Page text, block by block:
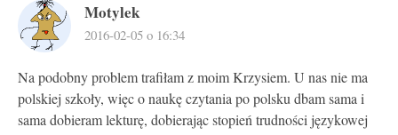
Motylek
2016-02-05 o 16:34
Na podobny problem trafiłam z moim Krzysiem. U nas nie ma
polskiej szkoły, więc o naukę czytania po polsku dbam sama i
sama dobieram lekturę, dobierając stopień trudności językowej